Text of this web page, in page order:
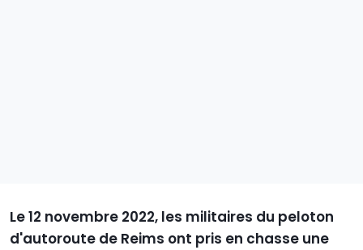
Le 12 novembre 2022, les militaires du peloton
d'autoroute de Reims ont pris en chasse une